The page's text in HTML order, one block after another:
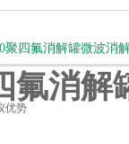
聚四氟消解罐微波消
氟消解
优势